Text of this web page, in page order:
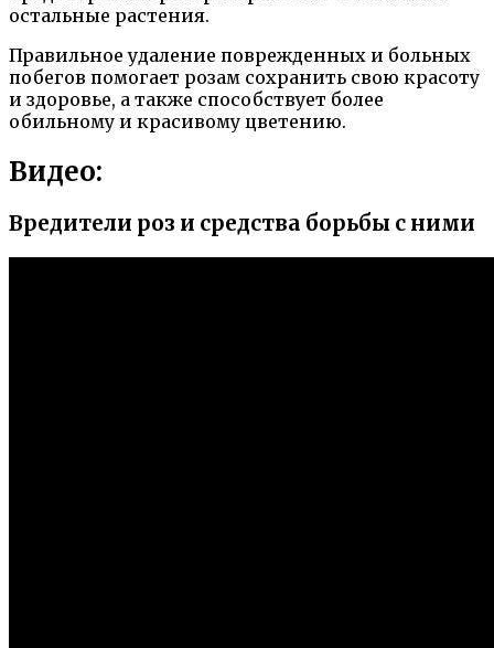
остальные растения.
Правильное удаление поврежденных и больных
побегов помогает розам сохранить свою красоту
и здоровье, а также способствует более
обильному и красивому цветению.
Видео:
Вредители роз и средства борьбы с ними